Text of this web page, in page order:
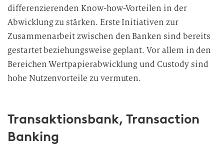
differenzierenden Know-how-Vorteilen in der
Abwicklung zu stärken. Erste Initiativen zur
Zusammenarbeit zwischen den Banken sind bereits
gestartet beziehungsweise geplant. Vor allem in den
Bereichen Wertpapierabwicklung und Custody sind
hohe Nutzenvorteile zu vermuten.
Transaktionsbank, Transaction
Banking